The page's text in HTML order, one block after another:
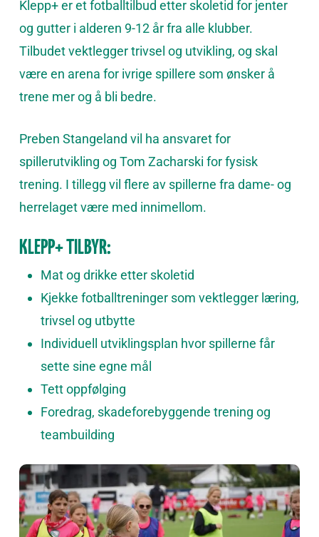
Klepp+ er et fotballtilbud etter skoletid for jenter
og gutter i alderen 9-12 år fra alle klubber.
Tilbudet vektlegger trivsel og utvikling, og skal
være en arena for ivrige spillere som ønsker å
trene mer og å bli bedre.
Preben Stangeland vil ha ansvaret for
spillerutvikling og Tom Zacharski for fysisk
trening. I tillegg vil flere av spillerne fra dame- og
herrelaget være med innimellom.
KLEPP+ TILBYR:
Mat og drikke etter skoletid
Kjekke fotballtreninger som vektlegger læring,
trivsel og utbytte
Individuell utviklingsplan hvor spillerne får
sette sine egne mål
Tett oppfølging
Foredrag, skadeforebyggende trening og
teambuilding